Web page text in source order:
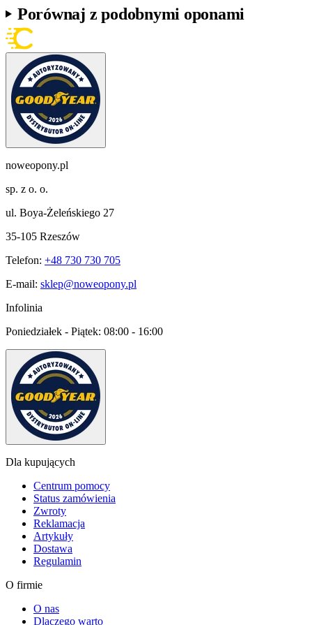
Porównaj z podobnymi oponami
noweopony.pl
sp. z o. o.
ul. Boya-Żeleńskiego 27
35-105 Rzeszów
Telefon: +48 730 730 705
E-mail: sklep@noweopony.pl
Infolinia
Poniedziałek - Piątek: 08:00 - 16:00
Dla kupujących
Centrum pomocy
Status zamówienia
Zwroty
Reklamacja
Artykuły
Dostawa
Regulamin
O firmie
O nas
Dlaczego warto